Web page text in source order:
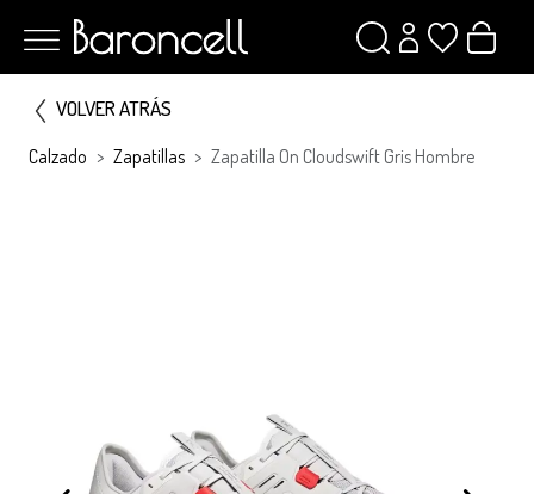
VOLVER ATRÁS
Calzado Zapatillas Zapatilla On Cloudswift Gris Hombre